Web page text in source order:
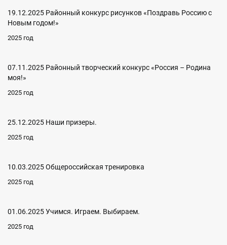
19.12.2025 Районный конкурс рисунков «Поздравь Россию с
Новым годом!»
2025 год
07.11.2025 Районный творческий конкурс «Россия – Родина
моя!»
2025 год
25.12.2025 Наши призеры.
2025 год
10.03.2025 Общероссийская тренировка
2025 год
01.06.2025 Учимся. Играем. Выбираем.
2025 год